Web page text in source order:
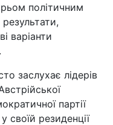
політичним
варіанти
заслухає лідерів
партії
своїй резиденції